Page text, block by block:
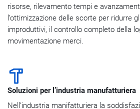
risorse, rilevamento tempi e
l’ottimizzazione delle scorte per ridurre
improduttivi, il controllo completo della
movimentazione merci.
Soluzioni per l’industria manufatturiera
Nell’industria manifatturiera la